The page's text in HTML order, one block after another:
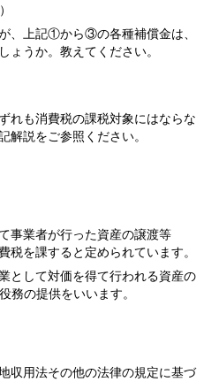
、上記①から③の各種補償金は、
ょうか。教えてください。
れも消費税の課税対象にはならな
解説をご参照ください。
事業者が行った資産の譲渡等
税を課すると定められています。
として対価を得て行われる資産の
務の提供をいいます。
収用法その他の法律の規定に基づ